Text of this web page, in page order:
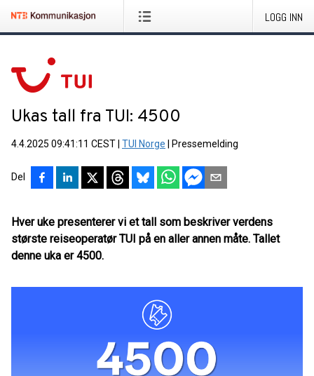
LOGG INN
Ukas tall fra TUI: 4500
4.4.2025 09:41:11 CEST TUI Norge Pressemelding
Del
Hver uke presenterer vi et tall som beskriver verdens
største reiseoperatør TUI på en aller annen måte. Tallet
denne uka er 4500.